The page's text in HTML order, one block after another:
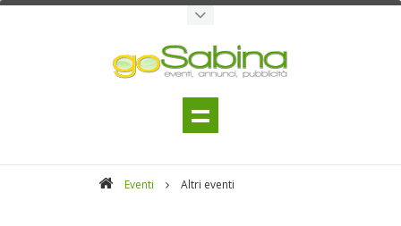
Eventi Altri eventi